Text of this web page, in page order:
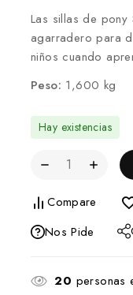
Las sillas de pony
agarradero para
niños cuando
Peso: 1,600 kg
Hay existencias
Compare
Nos Pide
20 personas